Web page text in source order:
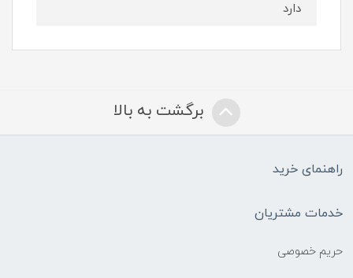
دارد
برگشت به بالا
راهنمای خرید
خدمات مشتریان
حریم خصوصی